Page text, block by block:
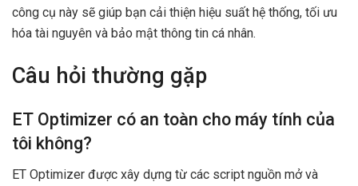
công cụ này sẽ giúp bạn cải thiện hiệu suất hệ thống, tối ưu
hóa tài nguyên và bảo mật thông tin cá nhân.
Câu hỏi thường gặp
ET Optimizer có an toàn cho máy tính của
tôi không?
ET Optimizer được xây dựng từ các script nguồn mở và